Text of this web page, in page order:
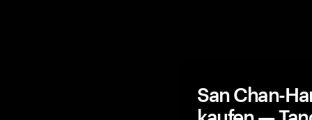
San Chan-